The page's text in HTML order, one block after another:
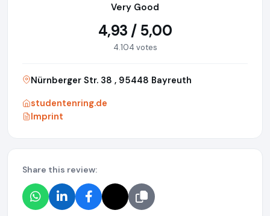
Very Good
4,93 / 5,00
4.104 votes
Nürnberger Str. 38 , 95448 Bayreuth
studentenring.de
Imprint
Share this review: